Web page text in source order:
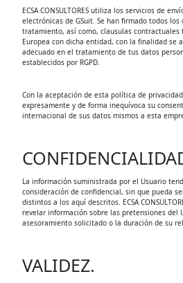
ECSA CONSULTORES utiliza los servicios de
electrónicas de GSuit. Se han firmado todos
tratamiento, así como, clausulas contractuales
Europea con dicha entidad, con la finalidad se
adecuado en el tratamiento de tus datos
establecidos por RGPD.
Con la aceptación de esta política de
expresamente y de forma inequívoca su
internacional de sus datos mismos a esta
La información suministrada por el Usuario
consideración de confidencial, sin que pueda
distintos a los aquí descritos. ECSA
revelar información sobre las pretensiones del
asesoramiento solicitado o la duración de su
VALIDEZ.